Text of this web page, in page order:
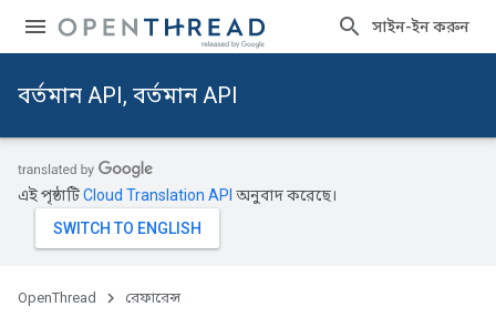
সাইন-ইন করুন
বর্তমান API, বর্তমান API
এই পৃষ্ঠাটিCloud Translation API অনুবাদ করেছে।
OpenThread রেফারেন্স